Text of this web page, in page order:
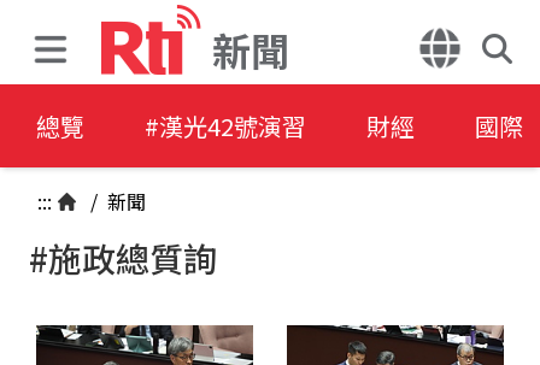
新聞
總覽 #漢光42號演習 財經 國際
::: / 新聞
#施政總質詢